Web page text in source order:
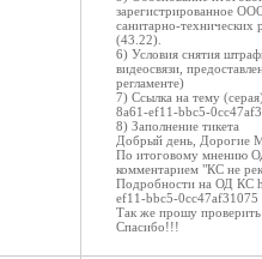
зарегистрированное
санитарно-технических
(43.22).
6) Условия снятия
видеосвязи,
регламенте)
7) Ссылка на тему
8a61-ef11-bbc5-
8) Заполнение тикета
Добрый день, Дорогие
По итоговому мнению
комментарием "КС не
Подробности на ОД КС
ef11-bbc5-0cc47af31075
Так же прошу проверить
Спасибо!!!